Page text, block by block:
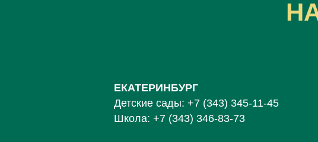
ЕКАТЕРИНБУРГ
Детские сады: +7 (343) 345-11-45
Школа: +7 (343) 346-83-73